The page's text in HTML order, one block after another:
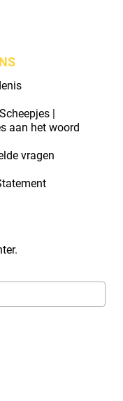
|
aan het woord
vragen